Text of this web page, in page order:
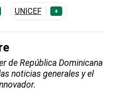
UNICEF +
de República Dominicana
noticias generales y el